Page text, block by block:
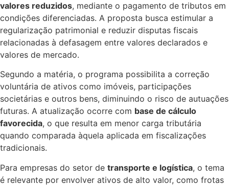
valores reduzidos, mediante o pagamento de tributos em
condições diferenciadas. A proposta busca estimular a
regularização patrimonial e reduzir disputas fiscais
relacionadas à defasagem entre valores declarados e
valores de mercado.
Segundo a matéria, o programa possibilita a correção
voluntária de ativos como imóveis, participações
societárias e outros bens, diminuindo o risco de autuações
futuras. A atualização ocorre com base de cálculo
favorecida, o que resulta em menor carga tributária
quando comparada àquela aplicada em fiscalizações
tradicionais.
Para empresas do setor de transporte e logística, o tema
é relevante por envolver ativos de alto valor, como frotas